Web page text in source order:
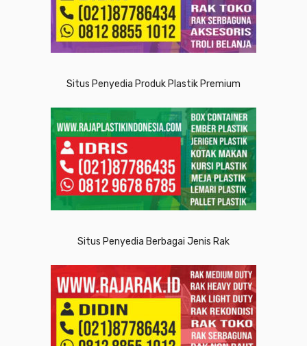
Situs Penyedia Produk Plastik Premium
Situs Penyedia Berbagai Jenis Rak